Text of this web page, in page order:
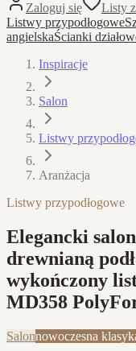
Zaloguj się Listy
Listwy przypodłogowe
angielskaŚcianki
Inspiracje
Salon
Listwy
Aranżacja
Listwy przypodłogowe
Elegancki
drewnianą
wykończony
MD358
Salonnowoczesna